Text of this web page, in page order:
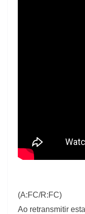
(A:FC/R:FC)
Ao retransmitir